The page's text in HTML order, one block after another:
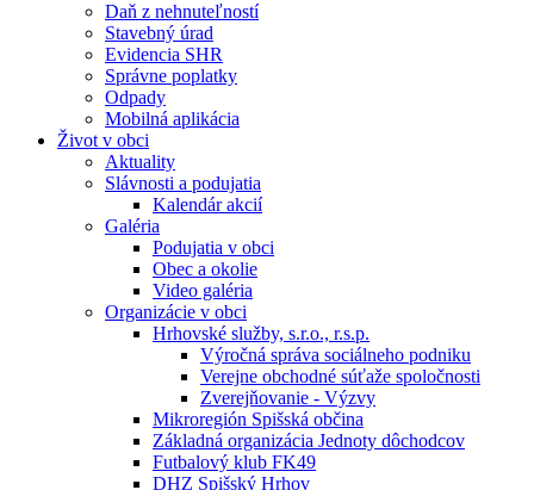
Daň z nehnuteľností
Stavebný úrad
Evidencia SHR
Správne poplatky
Odpady
Mobilná aplikácia
Život v obci
Aktuality
Slávnosti a podujatia
Kalendár akcií
Galéria
Podujatia v obci
Obec a okolie
Video galéria
Organizácie v obci
Hrhovské služby, s.r.o., r.s.p.
Výročná správa sociálneho podniku
Verejne obchodné súťaže spoločnosti
Zverejňovanie - Výzvy
Mikroregión Spišská občina
Základná organizácia Jednoty dôchodcov
Futbalový klub FK49
DHZ Spišský Hrhov